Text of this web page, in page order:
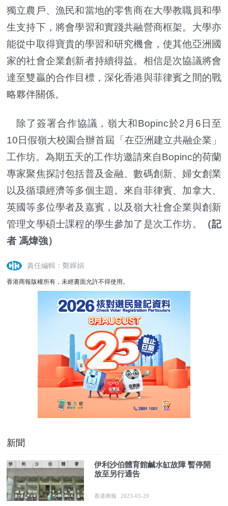
獨立農戶、漁民和當地的零售商在大學教職員和學
生支持下，將會學習和實踐共融營商框架。大學亦
能從中取得寶貴的學習和研究機會，使其他亞洲國
家的社會企業創新者持續得益。相信是次協議將會
達至雙贏的合作目標，深化香港與菲律賓之間的戰
略夥伴關係。
除了簽署合作協議，嶺大和Bopinc於2月6日至
10日假嶺大校園合辦首屆「在亞洲建立共融企業」
工作坊。為期五天的工作坊邀請來自Bopinc的荷蘭
專家聚焦探討包括普及金融、數碼創新、婦女創業
以及循環經濟等多個主題。來自菲律賓、加拿大、
英國等多位學者及嘉賓，以及嶺大社會企業與創新
管理文學碩士課程的學生參加了是次工作坊。
（記
者 馮煒強）
責任編輯：鄭嬋娟
香港商報版權所有，未經書面允許不得使用。
新聞
伊利沙伯體育館鹹水缸故障 暫停開
放至另行通告
香港商報 2023-03-29